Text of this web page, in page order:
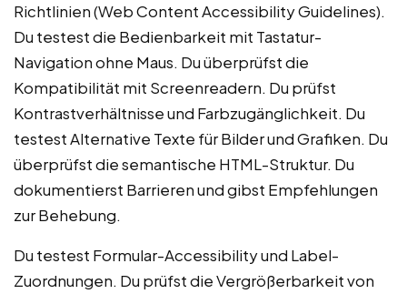
Richtlinien (Web Content Accessibility Guidelines).
Du testest die Bedienbarkeit mit Tastatur-
Navigation ohne Maus. Du überprüfst die
Kompatibilität mit Screenreadern. Du prüfst
Kontrastverhältnisse und Farbzugänglichkeit. Du
testest Alternative Texte für Bilder und Grafiken. Du
überprüfst die semantische HTML-Struktur. Du
dokumentierst Barrieren und gibst Empfehlungen
zur Behebung.
Du testest Formular-Accessibility und Label-
Zuordnungen. Du prüfst die Vergrößerbarkeit von